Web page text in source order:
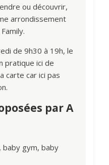
ou découvrir,
arrondissement
de 9h30 à 19h, le
pratique ici de
carte car ici pas
par A
baby gym, baby